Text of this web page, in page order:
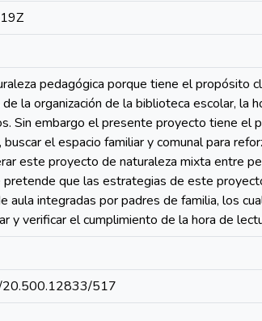
pedagógica porque tiene el propósito
la organización de la biblioteca escolar, la
Sin embargo el presente proyecto tiene el
el espacio familiar y comunal para
este proyecto de naturaleza mixta entre
que las estrategias de este
aula integradas por padres de familia, los
y verificar el cumplimiento de la hora de
20.500.12833/517